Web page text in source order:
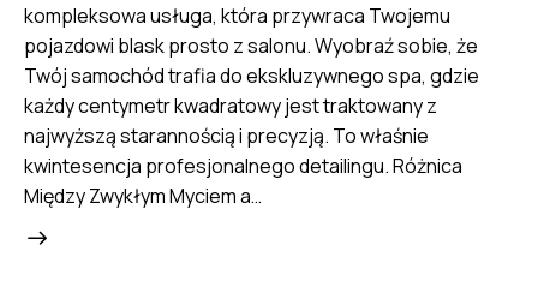
kompleksowa usługa, która przywraca Twojemu
pojazdowi blask prosto z salonu. Wyobraź sobie, że
Twój samochód trafia do ekskluzywnego spa, gdzie
każdy centymetr kwadratowy jest traktowany z
najwyższą starannością i precyzją. To właśnie
kwintesencja profesjonalnego detailingu. Różnica
Między Zwykłym Myciem a…